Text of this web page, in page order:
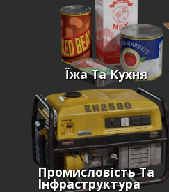
Їжа Та Кухня
Промисловість Та
Інфраструктура